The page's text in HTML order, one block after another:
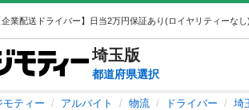
埼玉版
都道府県選択
モティー アルバイト 物流 ドライバー 埼